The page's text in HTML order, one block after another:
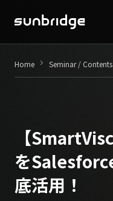
Seminar / Contents
Company
Recruit
Home keyboard_arrow_right Seminar / Contents
【
を
底活用！